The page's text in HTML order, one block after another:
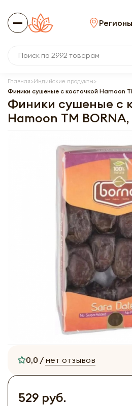
Главная Индийские продукты
Финики сушеные с косточкой Hamoon
Финики сушеные с
Hamoon ТМ BORNA,
0,0 / нет отзывов
529 руб.